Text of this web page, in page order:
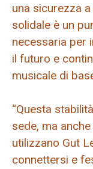
una sicurezza
solidale è un
necessaria per
il futuro e
musicale di
“Questa
sede, ma
utilizzano Gut
connettersi e